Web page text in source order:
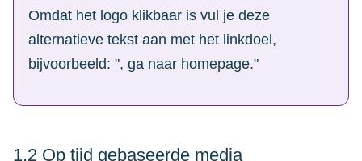
Omdat het logo klikbaar is vul je deze
alternatieve tekst aan met het linkdoel,
bijvoorbeeld: ", ga naar homepage."
1.2 Op tijd gebaseerde media